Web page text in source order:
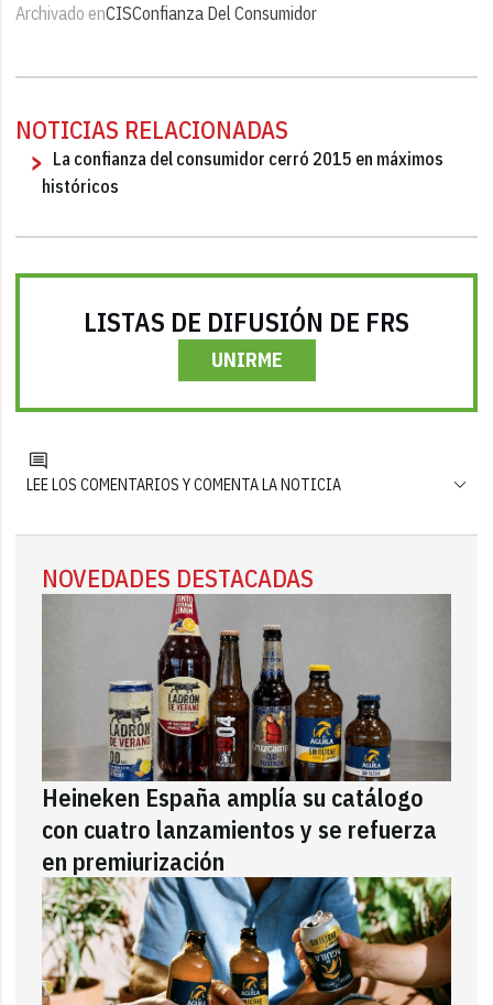
Archivado enCISConfianza Del Consumidor
NOTICIAS RELACIONADAS
La confianza del consumidor cerró 2015 en máximos
históricos
LISTAS DE DIFUSIÓN DE FRS
UNIRME
LEE LOS COMENTARIOS Y COMENTA LA NOTICIA
NOVEDADES DESTACADAS
Heineken España amplía su catálogo
con cuatro lanzamientos y se refuerza
en premiurización